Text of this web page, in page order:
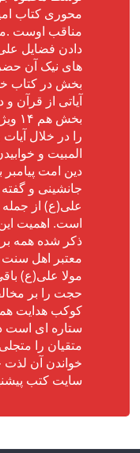
محوری کتاب
مناقب اوست
دادن فضایل
های نیک آن
بخش در کتاب
آیاتی از قرآن
را در خلال
المبیت و
دین امت
جانشینی و
علی(ع) از
است. اهمیت
ذکر شده همه
معتبر اهل
مولا علی(ع)
حجت را بر
کوکب هدایت
ستاره ای است
متقیان را
خواندن آن لذت
سایت کتب